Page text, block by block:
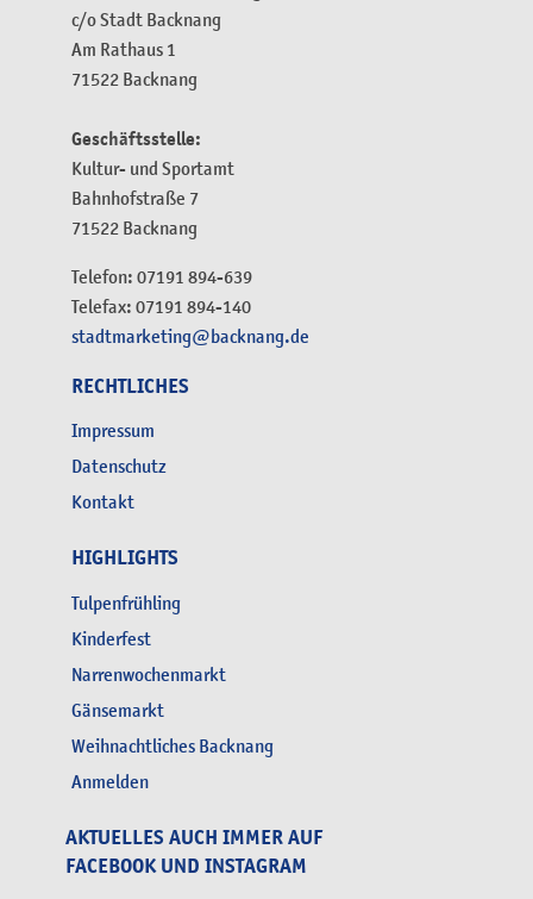
c/o Stadt Backnang
Am Rathaus 1
71522 Backnang
Geschäftsstelle:
Kultur- und Sportamt
Bahnhofstraße 7
71522 Backnang
Telefon: 07191 894-639
Telefax: 07191 894-140
stadtmarketing@backnang.de
RECHTLICHES
Impressum
Datenschutz
Kontakt
HIGHLIGHTS
Tulpenfrühling
Kinderfest
Narrenwochenmarkt
Gänsemarkt
Weihnachtliches Backnang
Anmelden
AKTUELLES AUCH IMMER AUF
FACEBOOK UND INSTAGRAM